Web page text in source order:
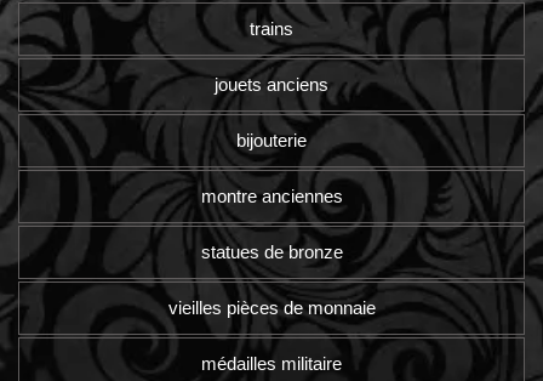
trains
jouets anciens
bijouterie
montre anciennes
statues de bronze
vieilles pièces de monnaie
médailles militaire